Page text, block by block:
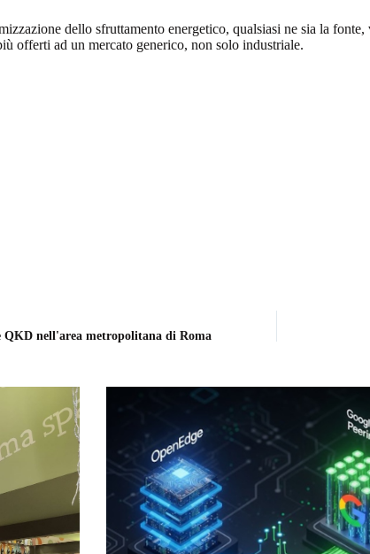
dello sfruttamento energetico, qualsiasi ne sia la
offerti ad un mercato generico, non solo industriale.
QKD nell'area metropolitana di Roma